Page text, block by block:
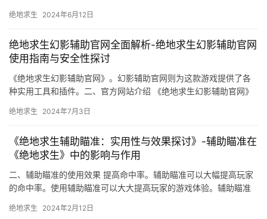
绝地求生 2024年6月12日
绝地求生幻影辅助官网全面解析-绝地求生幻影辅助官网
使用指南与安全性探讨
《绝地求生幻影辅助官网》。幻影辅助官网则为这款游戏提供了各
种实用工具和插件。二、官方网站介绍 《绝地求生幻影辅助官网》
绝地求生 2024年7月3日
《绝地求生辅助瞄准：实用性与效果探讨》-辅助瞄准在
《绝地求生》中的影响与作用
二、辅助瞄准的使用效果 提高命中率。辅助瞄准可以大幅提高玩家
的命中率。使用辅助瞄准可以大大提高玩家的游戏体验。辅助瞄准
绝地求生 2024年2月12日